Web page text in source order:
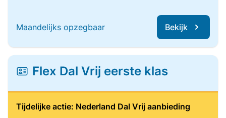
Maandelijks opzegbaar Bekijk
Flex Dal Vrij eerste klas
Tijdelijke actie: Nederland Dal Vrij aanbieding